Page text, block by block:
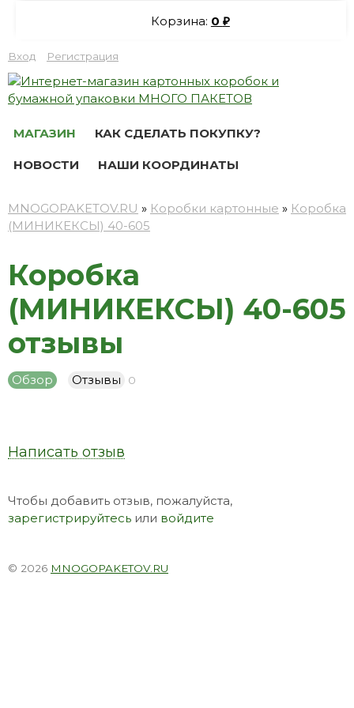
Корзина: 0 ₽
Вход Регистрация
МАГАЗИН КАК СДЕЛАТЬ ПОКУПКУ?
НОВОСТИ НАШИ КООРДИНАТЫ
MNOGOPAKETOV.RU » Коробки картонные » Коробка
(МИНИКЕКСЫ) 40-605
Коробка
(МИНИКЕКСЫ) 40-605
отзывы
Обзор Отзывы 0
Написать отзыв
Чтобы добавить отзыв, пожалуйста,
зарегистрируйтесь или войдите
© 2026 MNOGOPAKETOV.RU